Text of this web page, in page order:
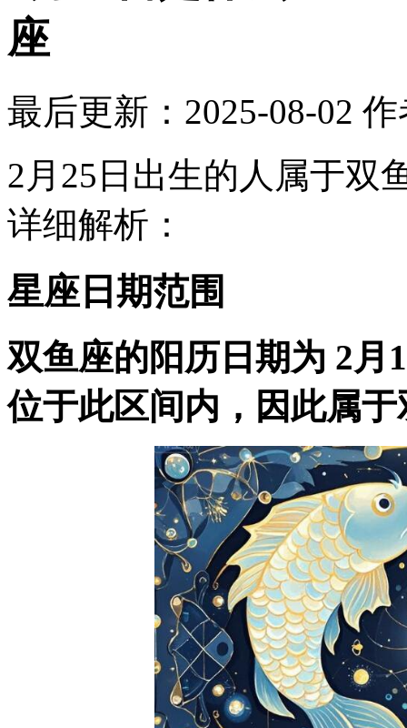
座
最后更新：2025-08-02 作
2月25日出生的人属于双
详细解析：
星座日期范围
双鱼座的阳历日期为 2月
位于此区间内，因此属